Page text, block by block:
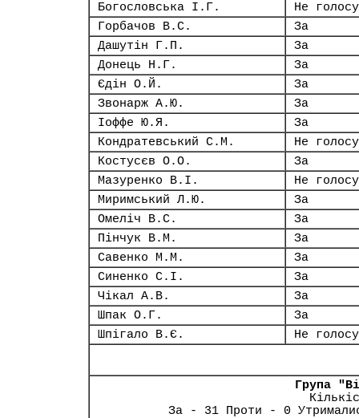
Богословська І.Г.
Не
Горбачов В.С.
За
Дашутін Г.П.
За
Донець Н.Г.
За
Єдін О.Й.
За
Звонарж А.Ю.
За
Іоффе Ю.Я.
За
Кондратевський С.М.
Не
Костусєв О.О.
За
Мазуренко В.І.
Не
Миримський Л.Ю.
За
Омеліч В.С.
За
Пінчук В.М.
За
Савенко М.М.
За
Синенко С.І.
За
Чікал А.В.
За
Шпак О.Г.
За
Шпігало В.Є.
Не
Група
За - 31 Проти - 0